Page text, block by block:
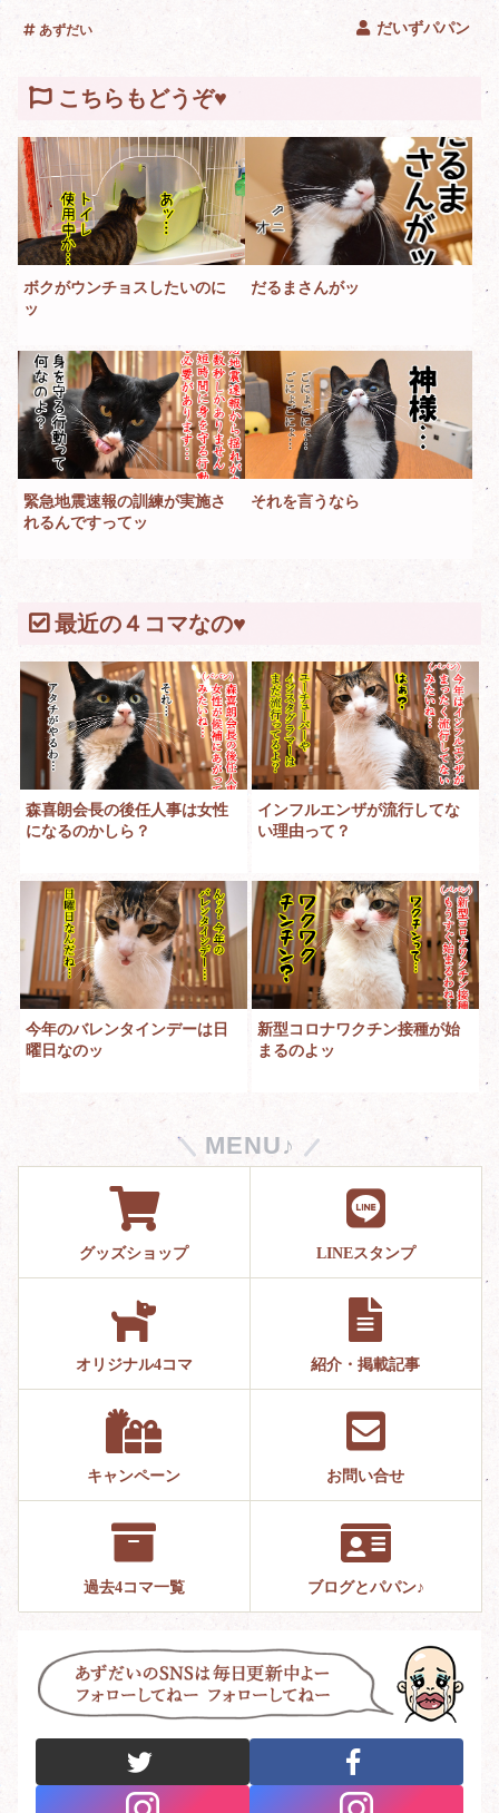
だいずパパン
あずだい
こちらもどうぞ♥
ボクがウンチョスしたいのに
ッ
だるまさんがッ
緊急地震速報の訓練が実施さ
れるんですってッ
それを言うなら
最近の４コマなの♥
森喜朗会長の後任人事は女性
になるのかしら？
インフルエンザが流行してな
い理由って？
今年のバレンタインデーは日
曜日なのッ
新型コロナワクチン接種が始
まるのよッ
MENU♪
グッズショップ LINEスタンプ
オリジナル4コマ 紹介・掲載記事
キャンペーン お問い合せ
過去4コマ一覧 ブログとパパン♪